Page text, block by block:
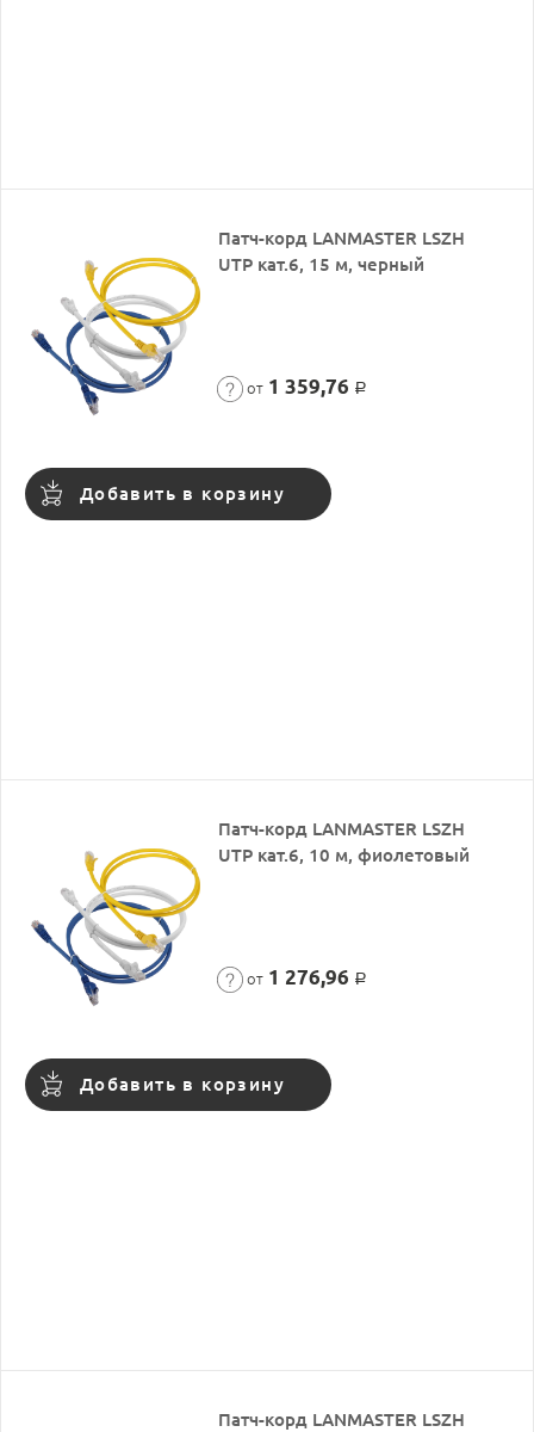
Патч-корд LANMASTER LSZH
UTP кат.6, 15 м, черный
от 1 359,76 Р
Добавить в корзину
Патч-корд LANMASTER LSZH
UTP кат.6, 10 м, фиолетовый
от 1 276,96 Р
Добавить в корзину
Патч-корд LANMASTER LSZH